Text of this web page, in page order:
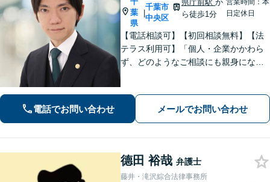
葉
県
|
千葉市
中央区
県庁前駅か
ら徒歩1分
営業時間：本
日定休日
【電話相談可】【初回相談無料】【法
テラス利用可】「個人・企業かかわら
ず、どのようなご相談にも親身になっ
幅広くサポート。【夜間・休日面談
可】【完全個室】【本千葉駅徒歩３
電話でお問い合わせ メールでお問い合わせ
德田 裕哉 弁護士
藤井・滝沢綜合法律事務所